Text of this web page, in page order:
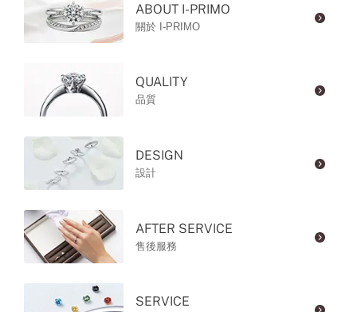
ABOUT I-PRIMO
關於 I-PRIMO
QUALITY
品質
DESIGN
設計
AFTER SERVICE
售後服務
SERVICE